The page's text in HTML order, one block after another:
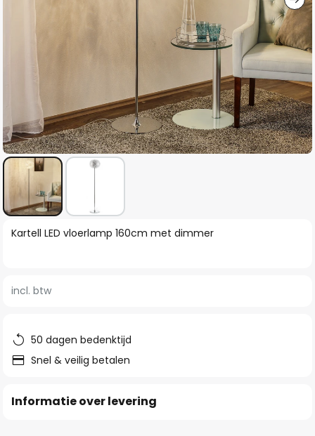
Ga
van
afbeeldingen-
gallerij
Kartell LED vloerlamp 160cm met dimmer
incl. btw
50 dagen bedenktijd
Snel & veilig betalen
Informatie over levering